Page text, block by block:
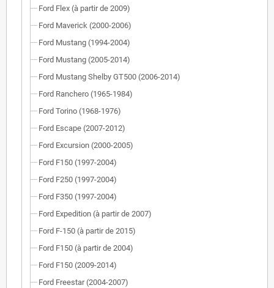
Ford Flex (à partir de 2009)
Ford Maverick (2000-2006)
Ford Mustang (1994-2004)
Ford Mustang (2005-2014)
Ford Mustang Shelby GT500 (2006-2014)
Ford Ranchero (1965-1984)
Ford Torino (1968-1976)
Ford Escape (2007-2012)
Ford Excursion (2000-2005)
Ford F150 (1997-2004)
Ford F250 (1997-2004)
Ford F350 (1997-2004)
Ford Expedition (à partir de 2007)
Ford F-150 (à partir de 2015)
Ford F150 (à partir de 2004)
Ford F150 (2009-2014)
Ford Freestar (2004-2007)